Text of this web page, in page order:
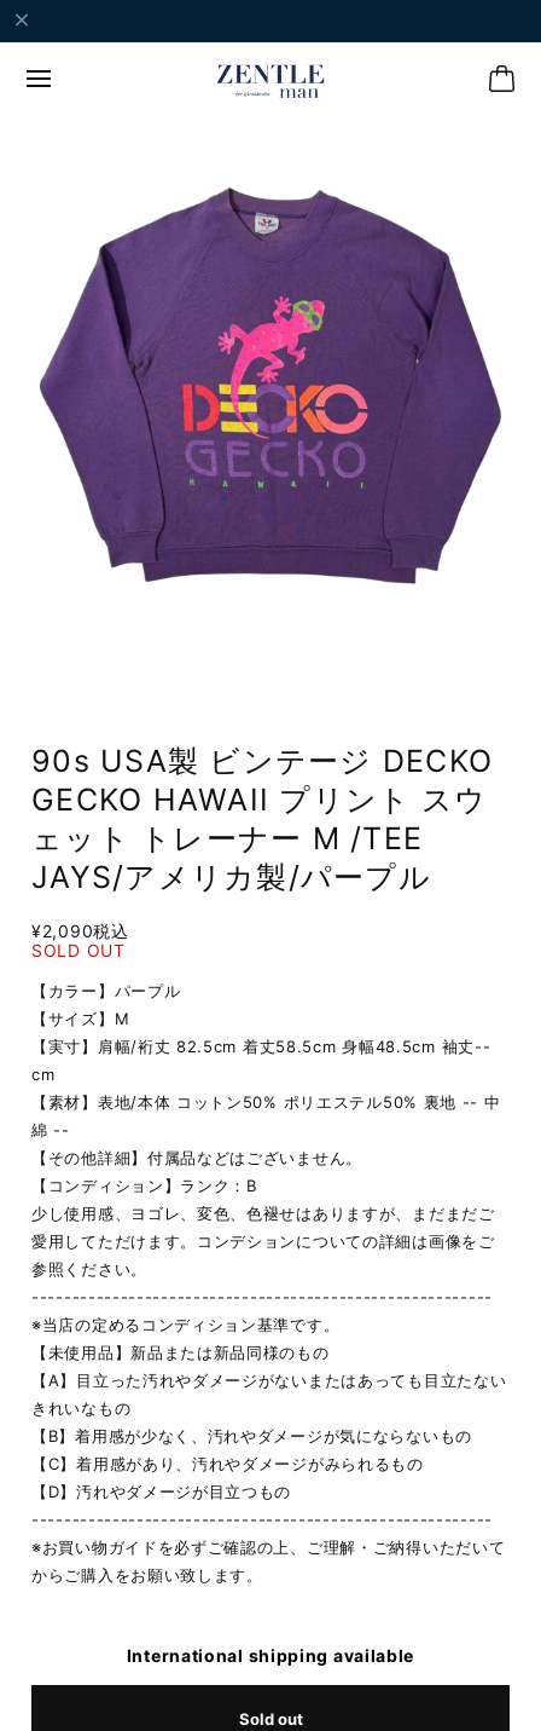
90s USA製 ビンテージ DECKO
GECKO HAWAII プリント スウ
ェット トレーナー M /TEE
JAYS/アメリカ製/パープル
¥2,090税込
SOLD OUT
【カラー】パープル
【サイズ】M
【実寸】肩幅/裄丈 82.5cm 着丈58.5cm 身幅48.5cm 袖丈--
cm
【素材】表地/本体 コットン50% ポリエステル50% 裏地 -- 中
綿 --
【その他詳細】付属品などはございません。
【コンディション】ランク：B
少し使用感、ヨゴレ、変色、色褪せはありますが、まだまだご
愛用してただけます。コンデションについての詳細は画像をご
参照ください。
---------------------------------------------------------
※当店の定めるコンディション基準です。
【未使用品】新品または新品同様のもの
【A】目立った汚れやダメージがないまたはあっても目立たない
きれいなもの
【B】着用感が少なく、汚れやダメージが気にならないもの
【C】着用感があり、汚れやダメージがみられるもの
【D】汚れやダメージが目立つもの
---------------------------------------------------------
※お買い物ガイドを必ずご確認の上、ご理解・ご納得いただいて
からご購入をお願い致します。
International shipping available
Sold out